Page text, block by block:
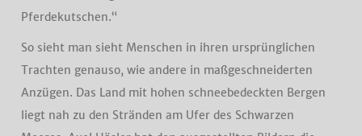
Pferdekutschen.“
So sieht man sieht Menschen in ihren ursprünglichen
Trachten genauso, wie andere in maßgeschneiderten
Anzügen. Das Land mit hohen schneebedeckten Bergen
liegt nah zu den Stränden am Ufer des Schwarzen